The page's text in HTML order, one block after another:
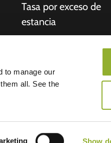
to manage our
all. See the
Show
Tasa por exceso de
estancia
Stroometiket
© 2026 - Allego